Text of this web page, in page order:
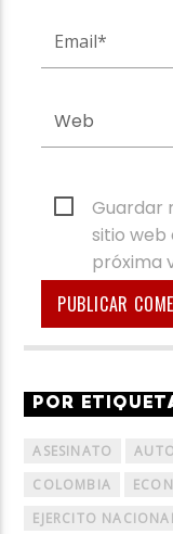
Guardar
sitio web
próxima
POR
ASESINATO
COLOMBIA
EJERCITO